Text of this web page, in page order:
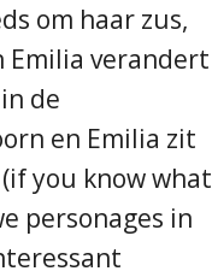
om haar zus,
Emilia verandert
de
en Emilia zit
you know what
personages in